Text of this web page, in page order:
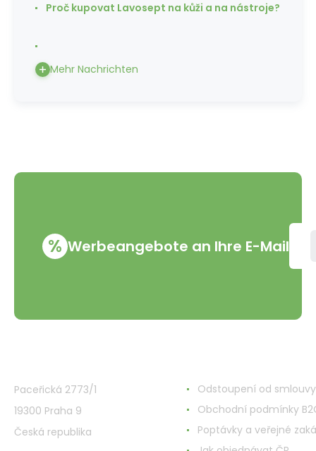
Proč kupovat Lavosept na kůži a na nástroje?
Mehr Nachrichten
% Werbeangebote an Ihre E-Mail
Paceřická 2773/1
19300 Praha 9
Česká republika
Odstoupení od smlouvy
Obchodní podmínky
Poptávky a veřejné